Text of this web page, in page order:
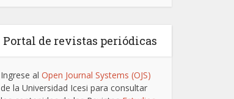
Portal de revistas periódicas
Ingrese al Open Journal Systems (OJS)
de la Universidad Icesi para consultar